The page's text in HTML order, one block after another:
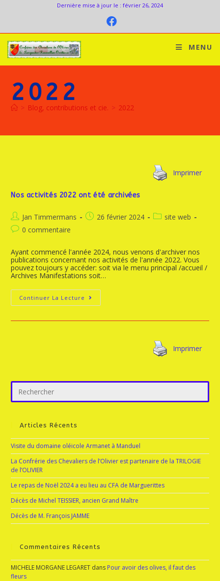
Dernière mise à jour le : février 26, 2024
MENU
2022
> Blog, contributions et cie. > 2022
Imprimer
Nos activités 2022 ont été archivées
Jan Timmermans 26 février 2024
site web
0 commentaire
Ayant commencé l'année 2024, nous venons d'archiver nos
publications concernant nos activités de l'année 2022. Vous
pouvez toujours y accéder: soit via le menu principal /accueil /
Archives Manifestations soit…
Continuer La Lecture
Imprimer
Articles Récents
Visite du domaine oléicole Armanet à Manduel
La Confrérie des Chevaliers de l’Olivier est partenaire de la TRILOGIE
de l’OLIVIER
Le repas de Noël 2024 a eu lieu au CFA de Marguerittes
Décès de Michel TEISSIER, ancien Grand Maître
Décès de M. François JAMME
Commentaires Récents
MICHELE MORGANE LEGARET dans Pour avoir des olives, il faut des
fleurs